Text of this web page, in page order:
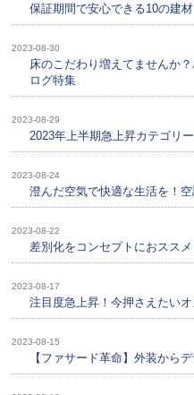
保証期間で安心できる10の建材
2023-08-30
床のこだわり増えてませんか
ログ特集
2023-08-29
2023年上半期急上昇カテゴリ
2023-08-24
澄んだ空気で快適な生活を！空
2023-08-22
差別化をコンセプトにおスス
2023-08-17
注目度急上昇！今押さえたい
2023-08-15
【ファサード革命】外装から